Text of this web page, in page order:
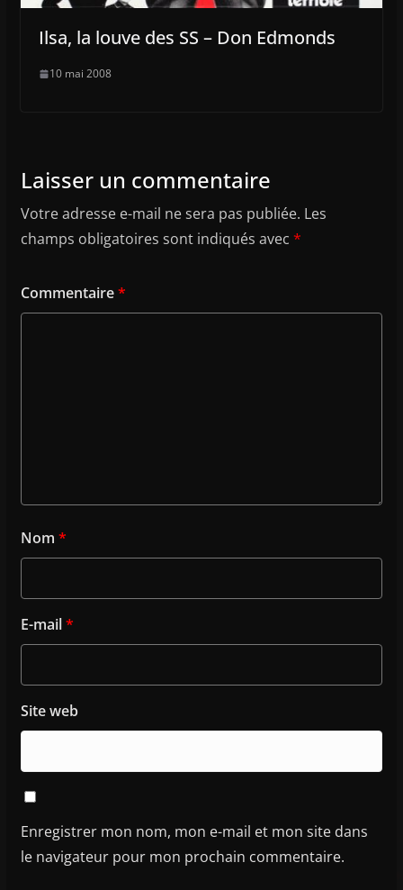
Ilsa, la louve des SS – Don Edmonds
10 mai 2008
Laisser un commentaire
Votre adresse e-mail ne sera pas publiée. Les
champs obligatoires sont indiqués avec *
Commentaire*
Nom *
E-mail*
Site web
Enregistrer mon nom, mon e-mail et mon site dans
le navigateur pour mon prochain commentaire.